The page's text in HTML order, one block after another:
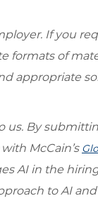
If you
formats of
appropriate
us. By
McCain’s
AI in the
to AI